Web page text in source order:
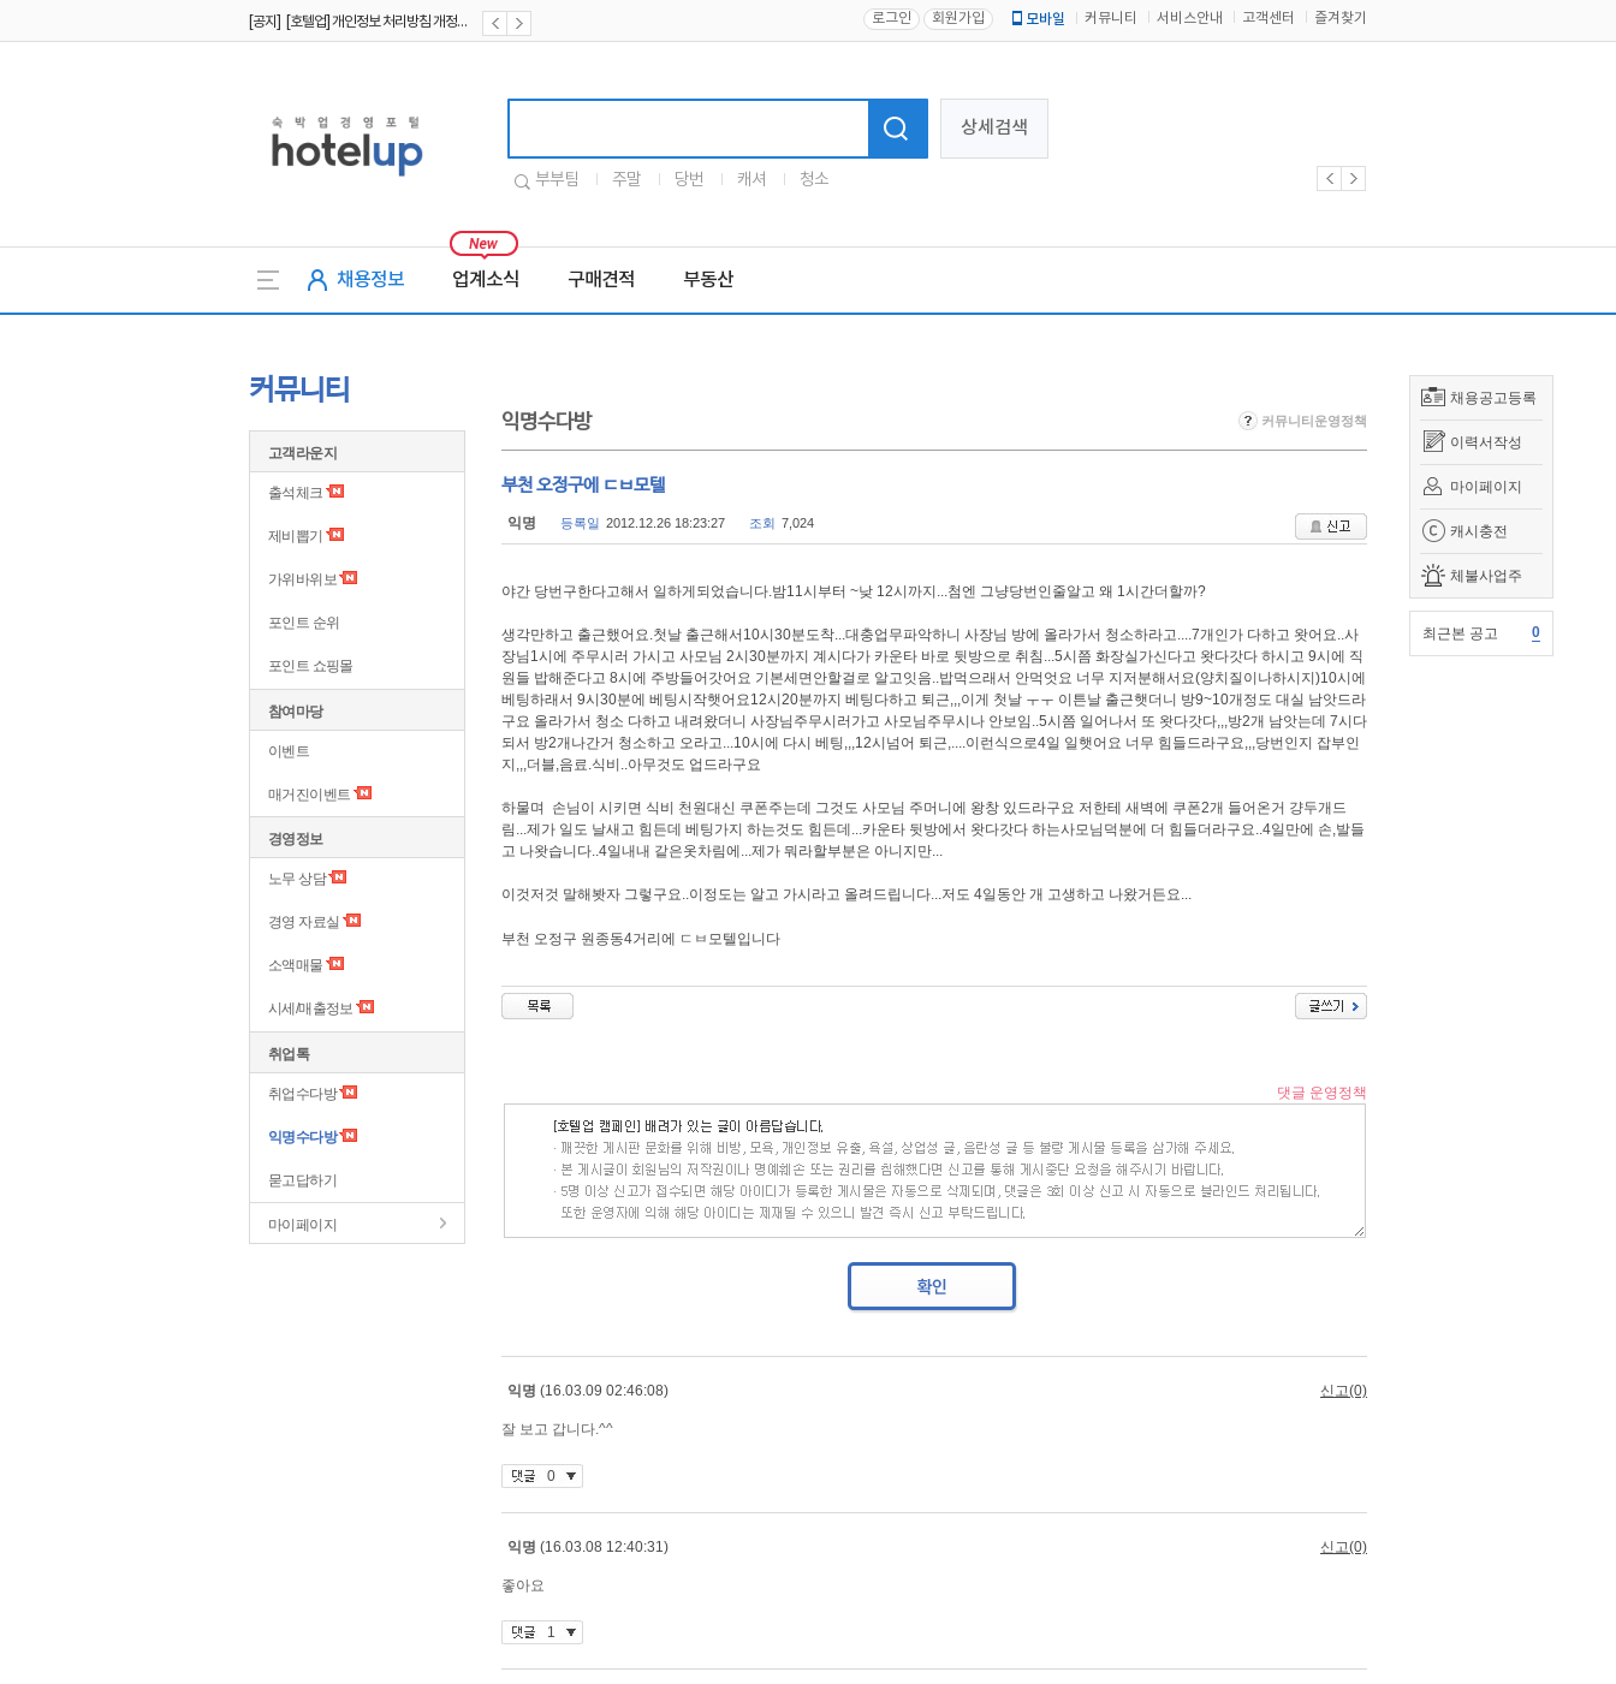
[공지] [호텔업] 개인정보 처리방침 개정본1 (19.09.02)
로그인 회원가입 모바일 커뮤니티 서비스안내 고객센터 즐겨찾기
상세검색
부부팀 주말 당번 캐셔 청소
채용정보 업계소식 구매견적 부동산
채용공고등록
이력서작성
마이페이지
캐시충전
체불사업주
최근본 공고 0
커뮤니티
고객라운지
출석체크
제비뽑기
가위바위보
포인트 순위
포인트 쇼핑몰
참여마당
이벤트
매거진이벤트
경영정보
노무 상담
경영 자료실
소액매물
시세/매출정보
취업톡
취업수다방
익명수다방
묻고답하기
마이페이지
익명수다방 커뮤니티운영정책
부천 오정구에 ㄷㅂ모텔
익명 등록일 2012.12.26 18:23:27 조회 7,024
야간 당번구한다고해서 일하게되었습니다.밤11시부터 ~낮 12시까지...첨엔 그냥당번인줄알고 왜 1시간더할까?
생각만하고 출근했어요.첫날 출근해서10시30분도착...대충업무파악하니 사장님 방에 올라가서 청소하라고....7개인가 다하고 왓어요..사
장님1시에 주무시러 가시고 사모님 2시30분까지 계시다가 카운타 바로 뒷방으로 취침...5시쯤 화장실가신다고 왓다갓다 하시고 9시에 직
원들 밥해준다고 8시에 주방들어갓어요 기본세면안할걸로 알고잇음..밥먹으래서 안먹엇요 너무 지저분해서요(양치질이나하시지)10시에
베팅하래서 9시30분에 베팅시작햇어요12시20분까지 베팅다하고 퇴근,,,이게 첫날 ㅜㅜ 이튼날 출근햇더니 방9~10개정도 대실 남앗드라
구요 올라가서 청소 다하고 내려왔더니 사장님주무시러가고 사모님주무시나 안보임..5시쯤 일어나서 또 왓다갓다,,,방2개 남앗는데 7시다
되서 방2개나간거 청소하고 오라고...10시에 다시 베팅,,,12시넘어 퇴근,....이런식으로4일 일햇어요 너무 힘들드라구요,,,당번인지 잡부인
지,,,더블,음료.식비..아무것도 업드라구요
하물며 손님이 시키면 식비 천원대신 쿠폰주는데 그것도 사모님 주머니에 왕창 있드라구요 저한테 새벽에 쿠폰2개 들어온거 걍두개드
림...제가 일도 날새고 힘든데 베팅가지 하는것도 힘든데...카운타 뒷방에서 왓다갓다 하는사모님덕분에 더 힘들더라구요..4일만에 손,발들
고 나왓습니다..4일내내 같은옷차림에...제가 뭐라할부분은 아니지만...
이것저것 말해봣자 그렇구요..이정도는 알고 가시라고 올려드립니다...저도 4일동안 개 고생하고 나왔거든요...
부천 오정구 원종동4거리에 ㄷㅂ 모텔입니다